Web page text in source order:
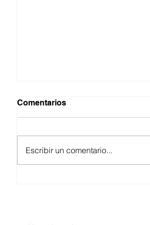
Comentarios
Escribir un comentario...